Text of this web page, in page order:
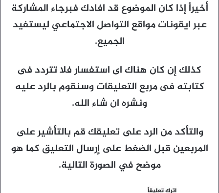
أخيراً إذا كان الموضوع قد افادك فبرجاء المشاركة
عبر ايقونات مواقع التواصل الاجتماعي ليستفيد
الجميع.
كذلك إن كان هناك اى استفسار فلا تتردد فى
كتابته فى مربع التعليقات وسنقوم بالرد عليه
ونشره ان شاء الله.
والتأكد من الرد على تعليقك قم بالتأشير على
المربعين قبل الضغط على إرسال التعليق كما هو
موضح في الصورة التالية.